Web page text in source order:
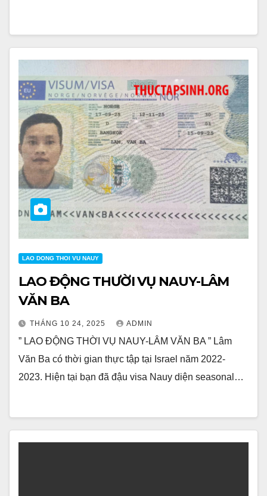
LAO DONG THOI VU NAUY
LAO ĐỘNG THƯỜI VỤ NAUY-LÂM
VĂN BA
THÁNG 10 24, 2025 ADMIN
” LAO ĐỘNG THỜI VỤ NAUY-LÂM VĂN BA ” Lâm
Văn Ba có thời gian thực tập tại Israel năm 2022-
2023. Hiện tại bạn đã đậu visa Nauy diện seasonal…